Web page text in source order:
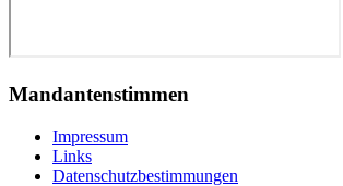
Mandantenstimmen
Impressum
Links
Datenschutzbestimmungen